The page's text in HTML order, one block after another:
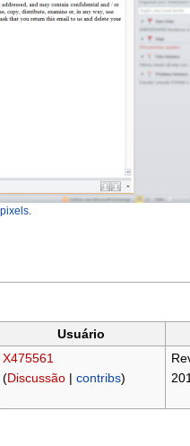
Usuário
X475561
(Discussão| contribs)